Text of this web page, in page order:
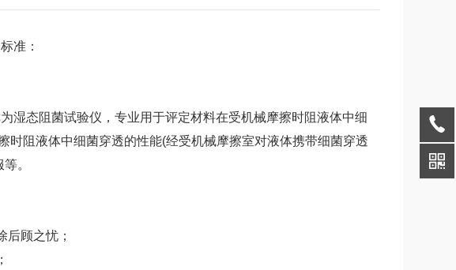
准：
湿态阻菌试验仪，专业用于评定材料在受机械摩擦时阻液体中细
时阻液体中细菌穿透的性能(经受机械摩擦室对液体携带细菌穿透
。
顾之忧；